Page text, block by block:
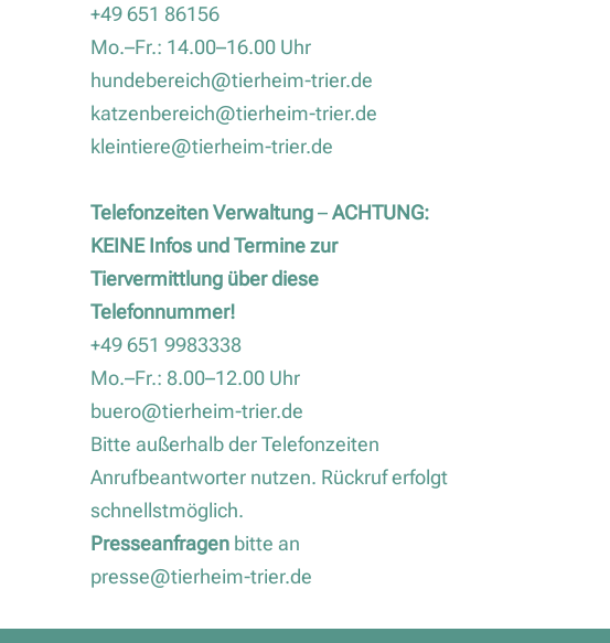
+49 651 86156
Mo.–Fr.: 14.00–16.00 Uhr
hundebereich@tierheim-trier.de
katzenbereich@tierheim-trier.de
kleintiere@tierheim-trier.de
Telefonzeiten Verwaltung–ACHTUNG:
KEINE Infos und Termine zur
Tiervermittlung über diese
Telefonnummer!
+49 651 9983338
Mo.–Fr.: 8.00–12.00 Uhr
buero@tierheim-trier.de
Bitte außerhalb der Telefonzeiten
Anrufbeantworter nutzen. Rückruf erfolgt
schnellstmöglich.
Presseanfragen bitte an
presse@tierheim-trier.de